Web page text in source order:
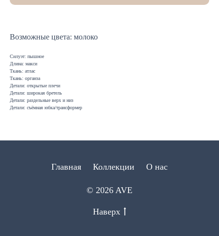
Возможные цвета: молоко
Силуэт: пышное
Длина: макси
Ткань: атлас
Ткань: органза
Детали: открытые плечи
Детали: широкая бретель
Детали: раздельные верх и низ
Детали: съёмная юбка/трансформер
Главная Коллекции О нас
© 2026 AVE
Наверх